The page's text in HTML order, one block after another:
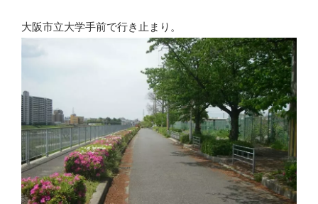
大阪市立大学手前で行き止まり。